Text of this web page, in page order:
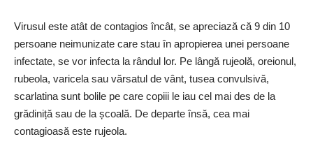
Virusul este atât de contagios încât, se apreciază că 9 din 10
persoane neimunizate care stau în apropierea unei persoane
infectate, se vor infecta la rândul lor. Pe lângă rujeolă, oreionul,
rubeola, varicela sau vărsatul de vânt, tusea convulsivă,
scarlatina sunt bolile pe care copiii le iau cel mai des de la
grădiniță sau de la școală. De departe însă, cea mai
contagioasă este rujeola.